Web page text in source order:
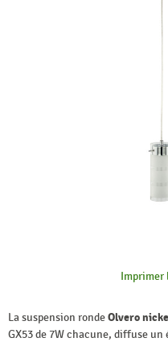
Imprimer
La suspension rondeOlvero
GX53 de 7W chacune, diffuse